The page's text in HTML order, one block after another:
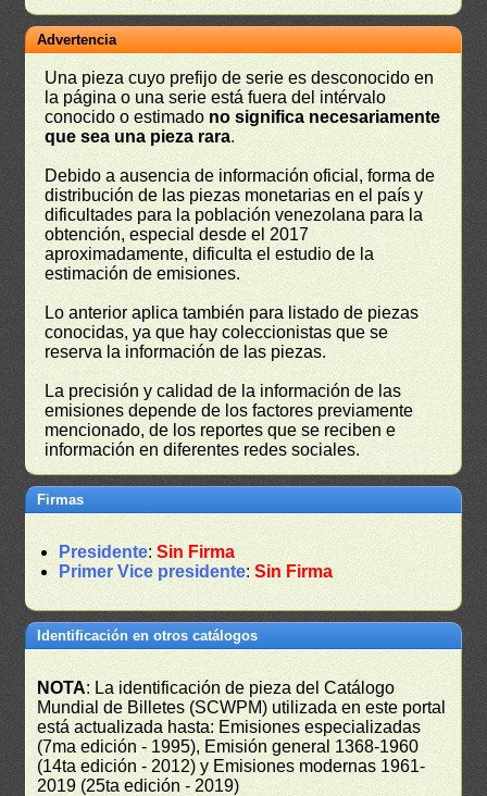
Advertencia
Una pieza cuyo prefijo de serie es desconocido en
la página o una serie está fuera del intérvalo
conocido o estimado no significa necesariamente
que sea una pieza rara.
Debido a ausencia de información oficial, forma de
distribución de las piezas monetarias en el país y
dificultades para la población venezolana para la
obtención, especial desde el 2017
aproximadamente, dificulta el estudio de la
estimación de emisiones.
Lo anterior aplica también para listado de piezas
conocidas, ya que hay coleccionistas que se
reserva la información de las piezas.
La precisión y calidad de la información de las
emisiones depende de los factores previamente
mencionado, de los reportes que se reciben e
información en diferentes redes sociales.
Firmas
Presidente:Sin Firma
Primer Vice presidente:Sin Firma
Identificación en otros catálogos
NOTA: La identificación de pieza del Catálogo
Mundial de Billetes (SCWPM) utilizada en este portal
está actualizada hasta: Emisiones especializadas
(7ma edición - 1995), Emisión general 1368-1960
(14ta edición - 2012) y Emisiones modernas 1961-
2019 (25ta edición - 2019)